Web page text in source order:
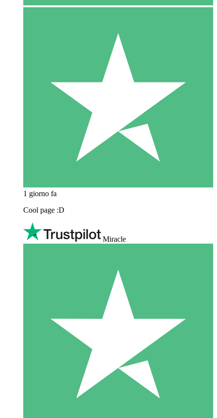
1 giorno fa
Cool page :D
Miracle